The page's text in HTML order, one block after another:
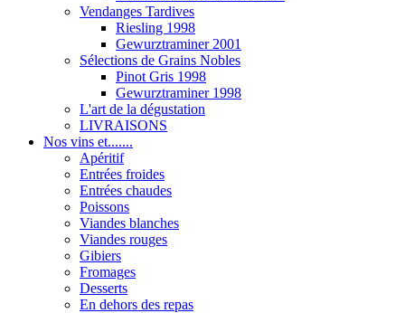
Vendanges Tardives
Riesling 1998
Gewurztraminer 2001
Sélections de Grains Nobles
Pinot Gris 1998
Gewurztraminer 1998
L'art de la dégustation
LIVRAISONS
Nos vins et.......
Apéritif
Entrées froides
Entrées chaudes
Poissons
Viandes blanches
Viandes rouges
Gibiers
Fromages
Desserts
En dehors des repas